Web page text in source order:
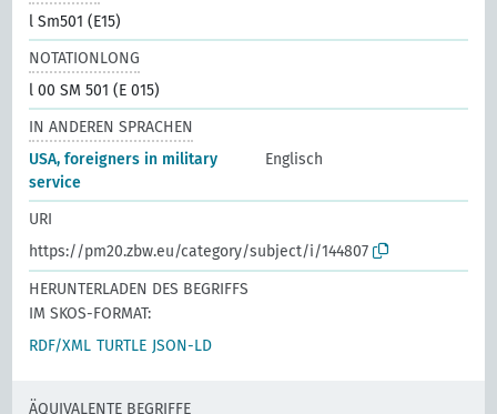
l Sm501 (E15)
NOTATIONLONG
l 00 SM 501 (E 015)
IN ANDEREN SPRACHEN
USA, foreigners in military
service
Englisch
URI
https://pm20.zbw.eu/category/subject/i/144807
HERUNTERLADEN DES BEGRIFFS
IM SKOS-FORMAT:
RDF/XML TURTLE JSON-LD
ÄQUIVALENTE BEGRIFFE